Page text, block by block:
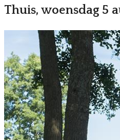
Thuis, woensdag 5